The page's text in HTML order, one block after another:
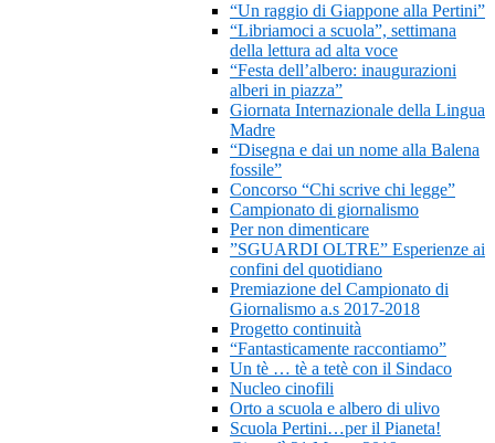
“Un raggio di Giappone alla Pertini”
“Libriamoci a scuola”, settimana
della lettura ad alta voce
“Festa dell’albero: inaugurazioni
alberi in piazza”
Giornata Internazionale della Lingua
Madre
“Disegna e dai un nome alla Balena
fossile”
Concorso “Chi scrive chi legge”
Campionato di giornalismo
Per non dimenticare
”SGUARDI OLTRE” Esperienze ai
confini del quotidiano
Premiazione del Campionato di
Giornalismo a.s 2017-2018
Progetto continuità
“Fantasticamente raccontiamo”
Un tè … tè a tetè con il Sindaco
Nucleo cinofili
Orto a scuola e albero di ulivo
Scuola Pertini…per il Pianeta!